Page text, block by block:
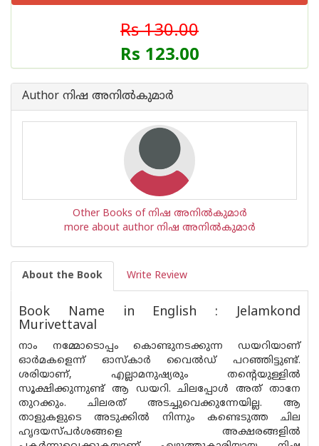
Rs 130.00
Rs 123.00
Author നിഷ അനില്‍കുമാര്‍
Other Books of നിഷ അനില്‍കുമാര്‍
more about author നിഷ അനില്‍കുമാര്‍
About the Book Write Review
Book Name in English : Jelamkond
Murivettaval
നാം നമ്മോടൊപ്പം കൊണ്ടുനടക്കുന്ന ഡയറിയാണ്
ഓർമകളെന്ന് ഓസ്കാർ വൈൽഡ് പറഞ്ഞിട്ടുണ്ട്.
ശരിയാണ്, എല്ലാമനുഷ്യരും തന്റെയുള്ളിൽ
സൂക്ഷിക്കുന്നുണ്ട് ആ ഡയറി. ചിലപ്പോൾ അത് താനേ
തുറക്കും. ചിലരത് അടച്ചുവെക്കുന്നേയില്ല. ആ
താളുകളുടെ അടുക്കിൽ നിന്നും കണ്ടെടുത്ത ചില
ഹൃദയസ്‌പർശങ്ങളെ അക്ഷരങ്ങളിൽ